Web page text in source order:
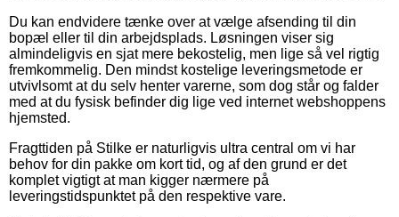
Du kan endvidere tænke over at vælge afsending til din
bopæl eller til din arbejdsplads. Løsningen viser sig
almindeligvis en sjat mere bekostelig, men lige så vel rigtig
fremkommelig. Den mindst kostelige leveringsmetode er
utvivlsomt at du selv henter varerne, som dog står og falder
med at du fysisk befinder dig lige ved internet webshoppens
hjemsted.
Fragttiden på Stilke er naturligvis ultra central om vi har
behov for din pakke om kort tid, og af den grund er det
komplet vigtigt at man kigger nærmere på
leveringstidspunktet på den respektive vare.